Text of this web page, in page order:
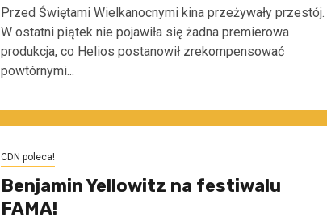
Przed Świętami Wielkanocnymi kina przeżywały przestój.
W ostatni piątek nie pojawiła się żadna premierowa
produkcja, co Helios postanowił zrekompensować
powtórnymi...
CDN poleca!
Benjamin Yellowitz na festiwalu
FAMA!